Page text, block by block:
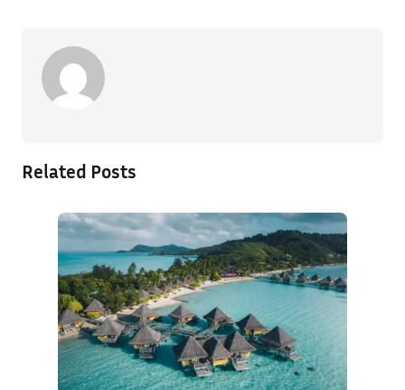
Related Posts